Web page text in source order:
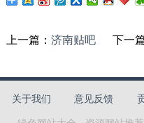
上一篇： 济南贴吧 下一
关于我们 意见反馈